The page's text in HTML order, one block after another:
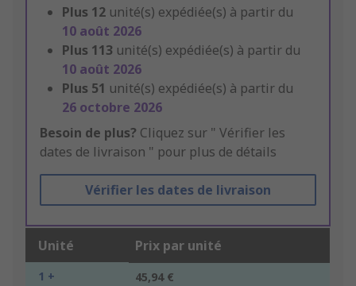
Plus 12 unité(s) expédiée(s) à partir du
10 août 2026
Plus 113 unité(s) expédiée(s) à partir du
10 août 2026
Plus 51 unité(s) expédiée(s) à partir du
26 octobre 2026
Besoin de plus? Cliquez sur " Vérifier les
dates de livraison " pour plus de détails
Vérifier les dates de livraison
Unité Prix par unité
1 + 45,94 €